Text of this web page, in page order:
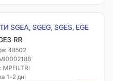
SGEG, SGES, EGE
RR
48502
MPFILTRI
1-2 дні